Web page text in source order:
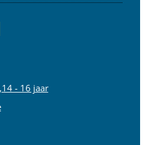
14 - 16 jaar